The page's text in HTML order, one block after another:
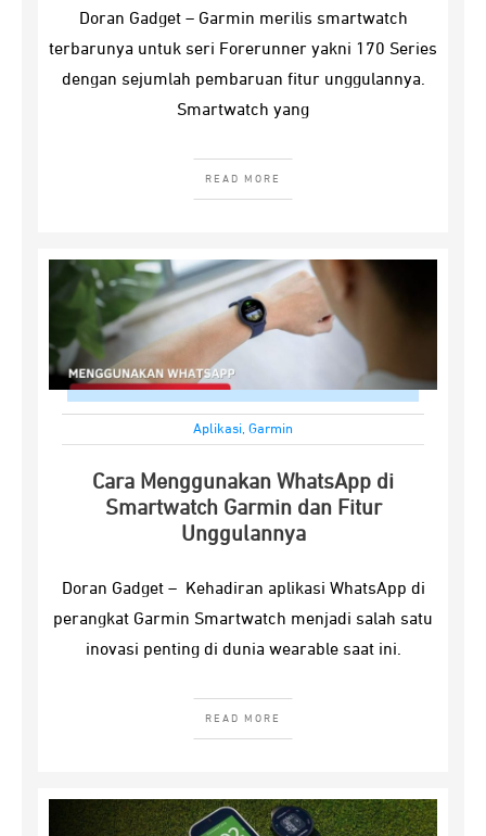
Doran Gadget – Garmin merilis smartwatch
terbarunya untuk seri Forerunner yakni 170 Series
dengan sejumlah pembaruan fitur unggulannya.
Smartwatch yang
READ MORE
Aplikasi, Garmin
Cara Menggunakan WhatsApp di
Smartwatch Garmin dan Fitur
Unggulannya
Doran Gadget – Kehadiran aplikasi WhatsApp di
perangkat Garmin Smartwatch menjadi salah satu
inovasi penting di dunia wearable saat ini.
READ MORE